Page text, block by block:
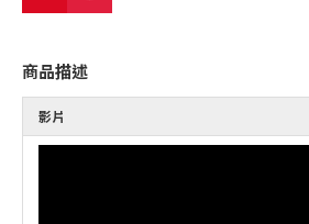
商品描述
影片